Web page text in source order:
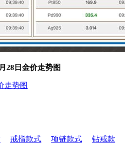
28日金价走势图
走势图
戒指款式 项链款式 钻戒款